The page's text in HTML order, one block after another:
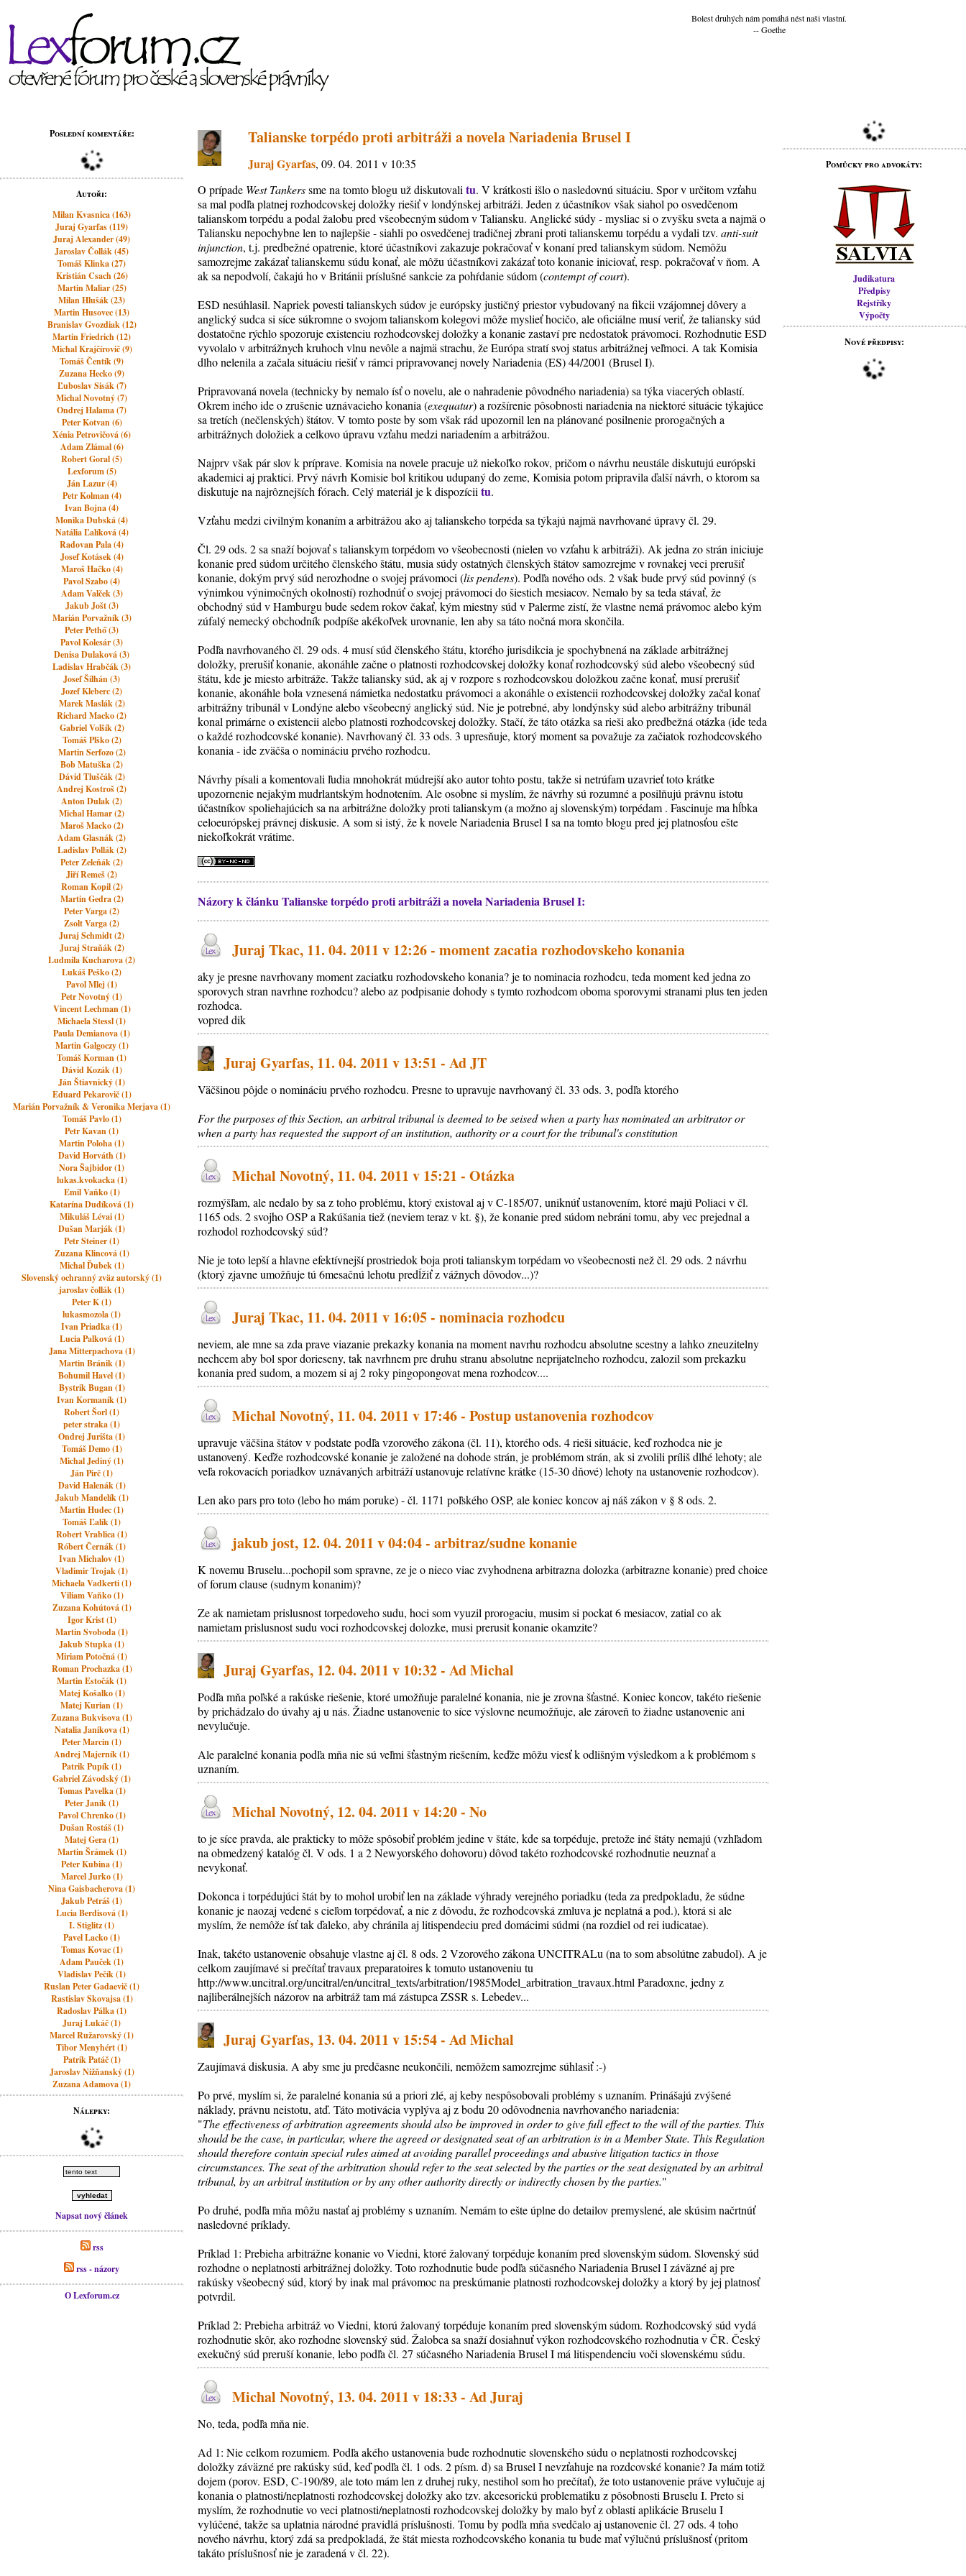
Bolest druhých nám pomáhá nést naši vlastní.
-- Goethe
Poslední komentáře:
Autoři:
Milan Kvasnica (163)
Juraj Gyarfas (119)
Juraj Alexander (49)
Jaroslav Čollák (45)
Tomáš Klinka (27)
Kristián Csach (26)
Martin Maliar (25)
Milan Hlušák (23)
Martin Husovec (13)
Branislav Gvozdiak (12)
Martin Friedrich (12)
Michal Krajčírovič (9)
Tomáš Čentík (9)
Zuzana Hecko (9)
Ľuboslav Sisák (7)
Michal Novotný (7)
Ondrej Halama (7)
Peter Kotvan (6)
Xénia Petrovičová (6)
Adam Zlámal (6)
Robert Goral (5)
Lexforum (5)
Ján Lazur (4)
Petr Kolman (4)
Ivan Bojna (4)
Monika Dubská (4)
Natália Ľalíková (4)
Radovan Pala (4)
Josef Kotásek (4)
Maroš Hačko (4)
Pavol Szabo (4)
Adam Valček (3)
Jakub Jošt (3)
Marián Porvažník (3)
Peter Pethő (3)
Pavol Kolesár (3)
Denisa Dulaková (3)
Ladislav Hrabčák (3)
Josef Šilhán (3)
Jozef Kleberc (2)
Marek Maslák (2)
Richard Macko (2)
Gabriel Volšík (2)
Tomáš Plško (2)
Martin Serfozo (2)
Bob Matuška (2)
Dávid Tluščák (2)
Andrej Kostroš (2)
Anton Dulak (2)
Michal Hamar (2)
Maroš Macko (2)
Adam Glasnák (2)
Ladislav Pollák (2)
Peter Zeleňák (2)
Jiří Remeš (2)
Roman Kopil (2)
Martin Gedra (2)
Peter Varga (2)
Zsolt Varga (2)
Juraj Schmidt (2)
Juraj Straňák (2)
Ludmila Kucharova (2)
Lukáš Peško (2)
Pavol Mlej (1)
Petr Novotný (1)
Vincent Lechman (1)
Michaela Stessl (1)
Paula Demianova (1)
Martin Galgoczy (1)
Tomáš Korman (1)
Dávid Kozák (1)
Ján Štiavnický (1)
Eduard Pekarovič (1)
Marián Porvažník & Veronika Merjava (1)
Tomáš Pavlo (1)
Petr Kavan (1)
Martin Poloha (1)
David Horváth (1)
Nora Šajbidor (1)
lukas.kvokacka (1)
Emil Vaňko (1)
Katarína Dudíková (1)
Mikuláš Lévai (1)
Dušan Marják (1)
Petr Steiner (1)
Zuzana Klincová (1)
Michal Ďubek (1)
Slovenský ochranný zväz autorský (1)
jaroslav čollák (1)
Peter K (1)
lukasmozola (1)
Ivan Priadka (1)
Lucia Palková (1)
Jana Mitterpachova (1)
Martin Bránik (1)
Bohumil Havel (1)
Bystrik Bugan (1)
Ivan Kormaník (1)
Robert Šorl (1)
peter straka (1)
Ondrej Jurišta (1)
Tomáš Demo (1)
Michal Jediný (1)
Ján Pirč (1)
David Halenák (1)
Jakub Mandelík (1)
Martin Hudec (1)
Tomáš Ľalík (1)
Robert Vrablica (1)
Róbert Černák (1)
Ivan Michalov (1)
Vladimir Trojak (1)
Michaela Vadkerti (1)
Viliam Vaňko (1)
Zuzana Kohútová (1)
Igor Krist (1)
Martin Svoboda (1)
Jakub Stupka (1)
Miriam Potočná (1)
Roman Prochazka (1)
Martin Estočák (1)
Matej Košalko (1)
Matej Kurian (1)
Zuzana Bukvisova (1)
Natalia Janikova (1)
Peter Marcin (1)
Andrej Majerník (1)
Patrik Pupík (1)
Gabriel Závodský (1)
Tomas Pavelka (1)
Peter Janík (1)
Pavol Chrenko (1)
Dušan Rostáš (1)
Matej Gera (1)
Martin Šrámek (1)
Peter Kubina (1)
Marcel Jurko (1)
Nina Gaisbacherova (1)
Jakub Petráš (1)
Lucia Berdisová (1)
I. Stiglitz (1)
Pavel Lacko (1)
Tomas Kovac (1)
Adam Pauček (1)
Vladislav Pečík (1)
Ruslan Peter Gadaevič (1)
Rastislav Skovajsa (1)
Radoslav Pálka (1)
Juraj Lukáč (1)
Marcel Ružarovský (1)
Tibor Menyhért (1)
Patrik Patáč (1)
Jaroslav Nižňanský (1)
Zuzana Adamova (1)
Nálepky:
Napsat nový článek
rss
rss - názory
O Lexforum.cz
Pomůcky pro advokáty:
Judikatura
Předpisy
Rejstříky
Výpočty
Nové předpisy:
Talianske torpédo proti arbitráži a novela Nariadenia Brusel I
Juraj Gyarfas, 09. 04. 2011 v 10:35
O prípade West Tankerssme na tomto blogu už diskutovalitu. V krátkosti išlo o nasledovnú situáciu. Spor v určitom vzťahu
sa mal podľa platnej rozhodcovskej doložky riešiť v londýnskej arbitráži. Jeden z účastníkov však siahol po osvedčenom
talianskom torpédu a podal žalobu pred všeobecným súdom v Taliansku. Anglické súdy - mysliac si o zvyšku sveta a najmä o
Taliansku nepochybne len to najlepšie - siahli po osvedčenej tradičnej zbrani proti talianskemu torpédu a vydali tzv.anti-suit
injunction, t.j. predbežné opatrenie, ktoré účastníkovi zakazuje pokračovať v konaní pred talianskym súdom. Nemôžu
samozrejme zakázať talianskemu súdu konať, ale môžu účastníkovi zakázať toto konanie iniciovať, resp. pokračovať v ňom. A
ak sa nepodvolí, čakajú ho v Británii príslušné sankcie za pohŕdanie súdom (contempt of court).
ESD nesúhlasil. Napriek povesti talianskych súdov je európsky justičný priestor vybudovaný na fikcii vzájomnej dôvery a
anglický sudca si síce súkromne o svojom talianskom kolegovi môže myslieť hocičo, ale oficiálne musí veriť, že taliansky súd
dostatočne rýchlo spozoruje existenciu rozhodcovskej doložky a konanie zastaví pre nedostatok právomoci. Rozhodnutie ESD
vyvolalo v arbitrážnych kruhoch vlnu nevôle a najmä strachu, že Európa stratí svoj status arbitrážnej veľmoci. A tak Komisia
dlho nelenila a začala situáciu riešiť v rámci pripravovanej novely Nariadenia (ES) 44/2001 (Brusel I).
Pripravovaná novela (technicky by nemalo ísť o novelu, ale o nahradenie pôvodného nariadenia) sa týka viacerých oblastí.
Okrem iného ide o zrušenie uznávacieho konania (exequatur) a rozšírenie pôsobnosti nariadenia na niektoré situácie týkajúce
sa tretích (nečlenských) štátov. V tomto poste by som však rád upozornil len na plánované posilnenie prorogačných a
arbitrážnych doložiek a celkovo úpravu vzťahu medzi nariadením a arbitrážou.
Najprv však pár slov k príprave. Komisia na novele pracuje už niekoľko rokov, pričom o návrhu neustále diskutujú európski
akademici aj praktici. Prvý návrh Komisie bol kritikou udupaný do zeme, Komisia potom pripravila ďalší návrh, o ktorom sa
diskutuje na najrôznejších fórach. Celý materiál je k dispozíciitu.
Vzťahu medzi civilným konaním a arbitrážou ako aj talianskeho torpéda sa týkajú najmä navrhované úpravy čl. 29.
Čl. 29 ods. 2 sa snaží bojovať s talianskym torpédom vo všeobecnosti (nielen vo vzťahu k arbitráži). Ak jedna zo strán iniciuje
konanie pred súdom určitého členského štátu, musia súdy ostatných členských štátov samozrejme v rovnakej veci prerušiť
konanie, dokým prvý súd nerozhodne o svojej právomoci (lis pendens). Podľa nového ods. 2 však bude prvý súd povinný (s
výnimkou výnimočných okolností) rozhodnúť o svojej právomoci do šiestich mesiacov. Nemalo by sa teda stávať, že
obchodný súd v Hamburgu bude sedem rokov čakať, kým miestny súd v Palerme zistí, že vlastne nemá právomoc alebo kým
zúfalý nemecký obchodník podpíše akékoľvek urovnanie, len aby sa táto nočná mora skončila.
Podľa navrhovaného čl. 29 ods. 4 musí súd členského štátu, ktorého jurisdikcia je spochybnená na základe arbitrážnej
doložky, prerušiť konanie, akonáhle začne o platnosti rozhodcovskej doložky konať rozhodcovský súd alebo všeobecný súd
štátu, kde je miesto arbitráže. Takže taliansky súd, ak aj v rozpore s rozhodcovskou doložkou začne konať, musí prerušiť
konanie, akonáhle bola vznesená námietka nedostatku právomoci a akonáhle o existencii rozhodcovskej doložky začal konať
arbitrážny tribunál v Londýne alebo všeobecný anglický súd. Nie je potrebné, aby londýnsky súd alebo arbitrážny tribunál
konal primárne o existencii alebo platnosti rozhodcovskej doložky. Stačí, že táto otázka sa rieši ako predbežná otázka (ide teda
o každé rozhodcovské konanie). Navrhovaný čl. 33 ods. 3 upresňuje, ktorý moment sa považuje za začiatok rozhodcovského
konania - ide zväčša o nomináciu prvého rozhodcu.
Návrhy písali a komentovali ľudia mnohokrát múdrejší ako autor tohto postu, takže si netrúfam uzavrieť toto krátke
upozornenie nejakým mudrlantským hodnotením. Ale osobne si myslím, že návrhy sú rozumné a posilňujú právnu istotu
účastníkov spoliehajúcich sa na arbitrážne doložky proti talianskym (a možno aj slovenským) torpédam . Fascinuje ma hĺbka
celoeurópskej právnej diskusie. A som si istý, že k novele Nariadenia Brusel I sa na tomto blogu pred jej platnosťou ešte
niekoľkokrát vrátime.
Názory k článku Talianske torpédo proti arbitráži a novela Nariadenia Brusel I:
Juraj Tkac, 11. 04. 2011 v 12:26 - moment zacatia rozhodovskeho konania
aky je presne navrhovany moment zaciatku rozhodovskeho konania? je to nominacia rozhodcu, teda moment ked jedna zo
sporovych stran navrhne rozhodcu? alebo az podpisanie dohody s tymto rozhodcom oboma sporovymi stranami plus ten jeden
rozhodca.
vopred dik
Juraj Gyarfas, 11. 04. 2011 v 13:51 - Ad JT
Väčšinou pôjde o nomináciu prvého rozhodcu. Presne to upravuje navrhovaný čl. 33 ods. 3, podľa ktorého
For the purposes of this Section, an arbitral tribunal is deemed to be seised when a party has nominated an arbitrator or
when a party has requested the support of an institution, authority or a court for the tribunal's constitution
Michal Novotný, 11. 04. 2011 v 15:21 - Otázka
rozmýšľam, ale nedalo by sa z toho problému, ktorý existoval aj v C-185/07, uniknúť ustanovením, ktoré majú Poliaci v čl.
1165 ods. 2 svojho OSP a Rakúšania tiež (neviem teraz v kt. §), že konanie pred súdom nebráni tomu, aby vec prejednal a
rozhodol rozhodcovský súd?
Nie je toto lepší a hlavne efektívnejší prostriedok boja proti talianskym torpédam vo všeobecnosti než čl. 29 ods. 2 návrhu
(ktorý zjavne umožňuje tú 6mesačnú lehotu predĺžiť z vážnych dôvodov...)?
Juraj Tkac, 11. 04. 2011 v 16:05 - nominacia rozhodcu
neviem, ale mne sa zda prave viazanie prekazky konania na moment navrhu rozhodcu absolutne scestny a lahko zneuzitelny
nechcem aby bol spor dorieseny, tak navrhnem pre druhu stranu absolutne neprijatelneho rozhodcu, zalozil som prekazku
konania pred sudom, a mozem si aj 2 roky pingopongovat mena rozhodcov....
Michal Novotný, 11. 04. 2011 v 17:46 - Postup ustanovenia rozhodcov
upravuje väčšina štátov v podstate podľa vzorového zákona (čl. 11), ktorého ods. 4 rieši situácie, keď rozhodca nie je
ustanovený. Keďže rozhodcovské konanie je založené na dohode strán, je problémom strán, ak si zvolili príliš dlhé lehoty; ale
veľa rokovacích poriadkov uznávaných arbitráží ustanovuje relatívne krátke (15-30 dňové) lehoty na ustanovenie rozhodcov).
Len ako pars pro toto (lebo ho mám poruke) - čl. 1171 poľského OSP, ale koniec koncov aj náš zákon v § 8 ods. 2.
jakub jost, 12. 04. 2011 v 04:04 - arbitraz/sudne konanie
K novemu Bruselu...pochopil som spravne, ze je o nieco viac zvyhodnena arbitrazna dolozka (arbitrazne konanie) pred choice
of forum clause (sudnym konanim)?
Ze ak namietam prislusnost torpedoveho sudu, hoci som vyuzil prorogaciu, musim si pockat 6 mesiacov, zatial co ak
namietam prislusnost sudu voci rozhodcovskej dolozke, musi prerusit konanie okamzite?
Juraj Gyarfas, 12. 04. 2011 v 10:32 - Ad Michal
Podľa mňa poľské a rakúske riešenie, ktoré umožňuje paralelné konania, nie je zrovna šťastné. Koniec koncov, takéto riešenie
by prichádzalo do úvahy aj u nás. Žiadne ustanovenie to síce výslovne neumožňuje, ale zároveň to žiadne ustanovenie ani
nevylučuje.
Ale paralelné konania podľa mňa nie sú veľmi šťastným riešením, keďže môžu viesť k odlišným výsledkom a k problémom s
uznaním.
Michal Novotný, 12. 04. 2011 v 14:20 - No
to je síce pravda, ale prakticky to môže spôsobiť problém jedine v štáte, kde sa torpéduje, pretože iné štáty nemajú (vzhľadom
na obmedzený katalóg čl. V ods. 1 a 2 Newyorského dohovoru) dôvod takéto rozhodcovské rozhodnutie neuznať a
nevykonať.
Dokonca i torpédujúci štát by to mohol urobiť len na základe výhrady verejného poriadku (teda za predpokladu, že súdne
konanie je naozaj vedené s cieľom torpédovať, a nie z dôvodu, že rozhodcovská zmluva je neplatná a pod.), ktorá si ale
myslím, že nemôže ísť tak ďaleko, aby chránila aj litispendeciu pred domácimi súdmi (na rozdiel od rei iudicatae).
Inak, takéto ustanovenie obsahuje vlastne aj čl. 8 ods. 2 Vzorového zákona UNCITRALu (na to som absolútne zabudol). A je
celkom zaujímavé si prečítať travaux preparatoires k tomuto ustanoveniu tu
http://www.uncitral.org/uncitral/en/uncitral_texts/arbitration/1985Model_arbitration_travaux.html Paradoxne, jedny z
najliberálnejších názorov na arbitráž tam má zástupca ZSSR s. Lebedev...
Juraj Gyarfas, 13. 04. 2011 v 15:54 - Ad Michal
Zaujímavá diskusia. A aby sme ju predčasne neukončili, nemôžem samozrejme súhlasiť :-)
Po prvé, myslím si, že paralelné konania sú a priori zlé, aj keby nespôsobovali problémy s uznaním. Prinášajú zvýšené
náklady, právnu neistotu, atď. Táto motivácia vyplýva aj z bodu 20 odôvodnenia navrhovaného nariadenia:
"The effectiveness of arbitration agreements should also be improved in order to give full effect to the will of the parties. This
should be the case, in particular, where the agreed or designated seat of an arbitration is in a Member State. This Regulation
should therefore contain special rules aimed at avoiding parallel proceedings and abusive litigation tactics in those
circumstances. The seat of the arbitration should refer to the seat selected by the parties or the seat designated by an arbitral
tribunal, by an arbitral institution or by any other authority directly or indirectly chosen by the parties."
Po druhé, podľa mňa môžu nastať aj problémy s uznaním. Nemám to ešte úplne do detailov premyslené, ale skúsim načrtnúť
nasledovné príklady.
Príklad 1: Prebieha arbitrážne konanie vo Viedni, ktoré žalovaný torpéduje konaním pred slovenským súdom. Slovenský súd
rozhodne o neplatnosti arbitrážnej doložky. Toto rozhodnutie bude podľa súčasného Nariadenia Brusel I záväzné aj pre
rakúsky všeobecný súd, ktorý by inak mal právomoc na preskúmanie platnosti rozhodcovskej doložky a ktorý by jej platnosť
potvrdil.
Príklad 2: Prebieha arbitráž vo Viedni, ktorú žalovaný torpéduje konaním pred slovenským súdom. Rozhodcovský súd vydá
rozhodnutie skôr, ako rozhodne slovenský súd. Žalobca sa snaží dosiahnuť výkon rozhodcovského rozhodnutia v ČR. Český
exekučný súd preruší konanie, lebo podľa čl. 27 súčasného Nariadenia Brusel I má litispendenciu voči slovenskému súdu.
Michal Novotný, 13. 04. 2011 v 18:33 - Ad Juraj
No, teda, podľa mňa nie.
Ad 1: Nie celkom rozumiem. Podľa akého ustanovenia bude rozhodnutie slovenského súdu o neplatnosti rozhodcovskej
doložky záväzné pre rakúsky súd, keď podľa čl. 1 ods. 2 písm. d) sa Brusel I nevzťahuje na rozdcovské konanie? Ja mám totiž
dojem (porov. ESD, C-190/89, ale toto mám len z druhej ruky, nestihol som ho prečítať), že toto ustanovenie práve vylučuje aj
konania o platnosti/neplatnosti rozhodcovskej doložky ako tzv. akcesorickú problematiku z pôsobnosti Bruselu I. Preto si
myslím, že rozhodnutie vo veci platnosti/neplatnosti rozhodcovskej doložky by malo byť z oblasti aplikácie Bruselu I
vylúčené, takže sa uplatnia národné pravidlá príslušnosti. Tomu by podľa mňa svedčalo aj ustanovenie čl. 27 ods. 4 toho
nového návrhu, ktorý zdá sa predpokladá, že štát miesta rozhodcovského konania tu bude mať výlučnú príslušnosť (pritom
takáto príslušnosť nie je zaradená v čl. 22).